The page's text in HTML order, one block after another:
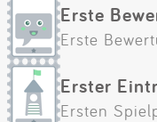
Erste
Erste
Erster
Ersten